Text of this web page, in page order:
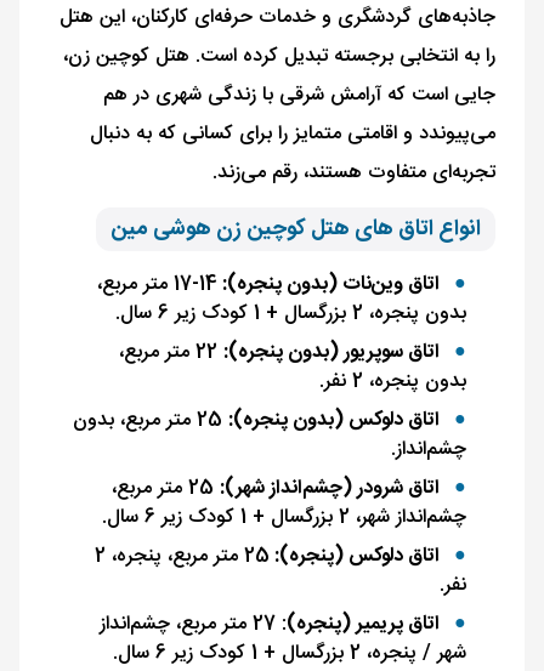
جاذبه‌های گردشگری و خدمات حرفه‌ای کارکنان، این هتل
را به انتخابی برجسته تبدیل کرده است. هتل کوچین زن،
جایی است که آرامش شرقی با زندگی شهری در هم
می‌پیوندد و اقامتی متمایز را برای کسانی که به دنبال
تجربه‌ای متفاوت هستند، رقم می‌زند.
انواع اتاق های هتل کوچین زن هوشی مین
اتاق وین‌نات (بدون پنجره):
14-17 متر مربع،
بدون پنجره، 2 بزرگسال + 1 کودک زیر 6 سال.
اتاق سوپریور (بدون پنجره):
22 متر مربع،
بدون پنجره، 2 نفر.
اتاق دلوکس (بدون پنجره):
25 متر مربع، بدون
چشم‌انداز.
اتاق شرودر (چشم‌انداز شهر):
25 متر مربع،
چشم‌انداز شهر، 2 بزرگسال + 1 کودک زیر 6 سال.
اتاق دلوکس (پنجره):
25 متر مربع، پنجره، 2
نفر.
اتاق پریمیر (پنجره)
: 27 متر مربع، چشم‌انداز
شهر / پنجره، 2 بزرگسال + 1 کودک زیر 6 سال.